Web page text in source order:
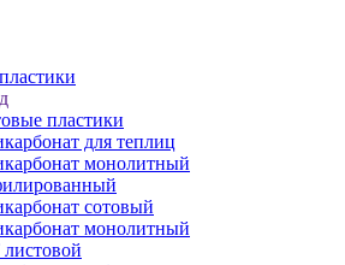
пластики
для теплиц
монолитный
сотовый
монолитный